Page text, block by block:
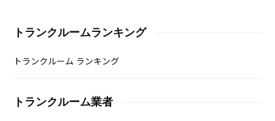
トランクルームランキング
トランクルーム ランキング
トランクルーム業者